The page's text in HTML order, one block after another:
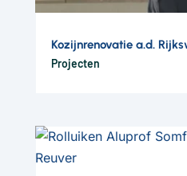
Kozijnrenovatie a.d.
Projecten